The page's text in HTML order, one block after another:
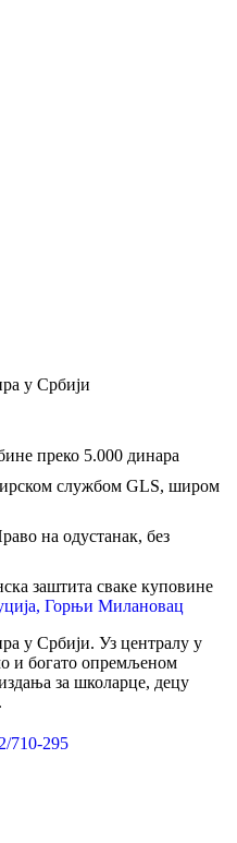
у Србији
преко 5.000 динара
службом GLS, широм
на одустанак, без
заштита сваке куповине
у Србији. Уз централу у
и богато опремљеном
за школарце, децу
710-295